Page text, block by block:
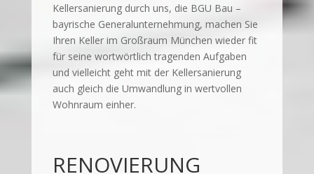
Kellersanierung durch uns, die BGU Bau –
bayrische Generalunternehmung, machen Sie
Ihren Keller im Großraum München wieder fit
für seine wortwörtlich tragenden Aufgaben
und vielleicht geht mit der Kellersanierung
auch gleich die Umwandlung in wertvollen
Wohnraum einher.
RENOVIERUNG